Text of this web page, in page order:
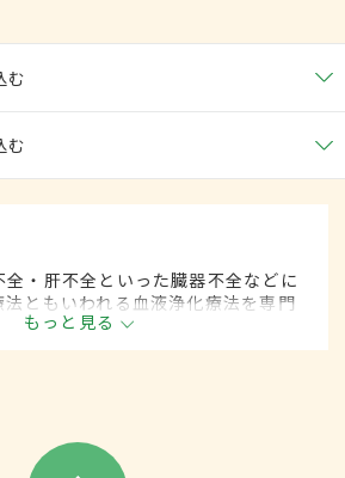
む
む
・肝不全といった臓器不全などに
ともいわれる血液浄化療法を専門
一領域です。
もっと見る